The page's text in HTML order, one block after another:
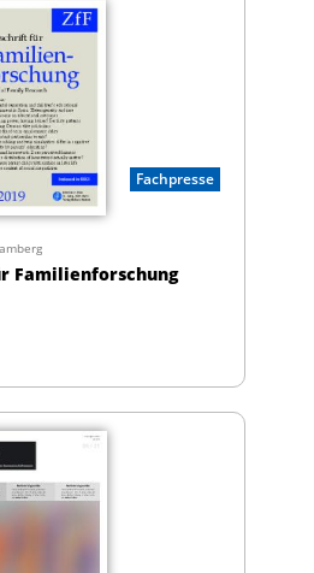
Fachpresse
Familienforschung